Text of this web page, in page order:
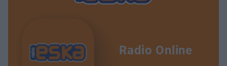
Radio Online